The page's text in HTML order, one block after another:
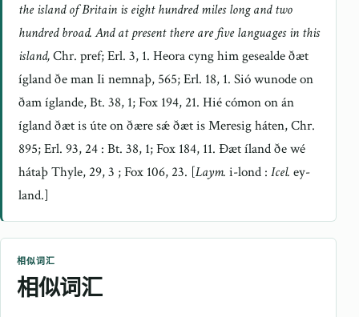
the island of Britain is eight hundred miles long and two
hundred broad. And at present there are five languages in this
island,Chr. pref; Erl. 3, 1. Heora cyng him gesealde ðæt
ígland ðe man Ii nemnaþ, 565; Erl. 18, 1. Sió wunode on
ðam íglande, Bt. 38, 1; Fox 194, 21. Hié cómon on án
ígland ðæt is úte on ðære sǽ ðæt is Meresig háten, Chr.
895; Erl. 93, 24 : Bt. 38, 1; Fox 184, 11. Ðæt íland ðe wé
hátaþ Thyle, 29, 3 ; Fox 106, 23. [Laym. i-lond : Icel. ey-
land.]
相似词汇
相似词汇